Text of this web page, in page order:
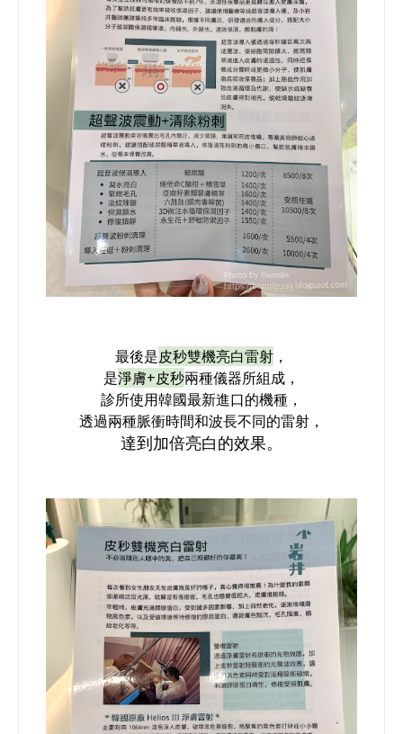
最後是皮秒雙機亮白雷射 ，
是淨膚+皮秒兩種儀器所組成，
診所使用韓國最新進口的機種，
透過兩種脈衝時間和波長不同的雷射，
達到加倍亮白的效果。